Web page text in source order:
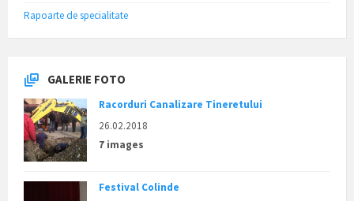
Rapoarte de specialitate
GALERIE FOTO
Racorduri Canalizare Tineretului
26.02.2018
7 images
Festival Colinde